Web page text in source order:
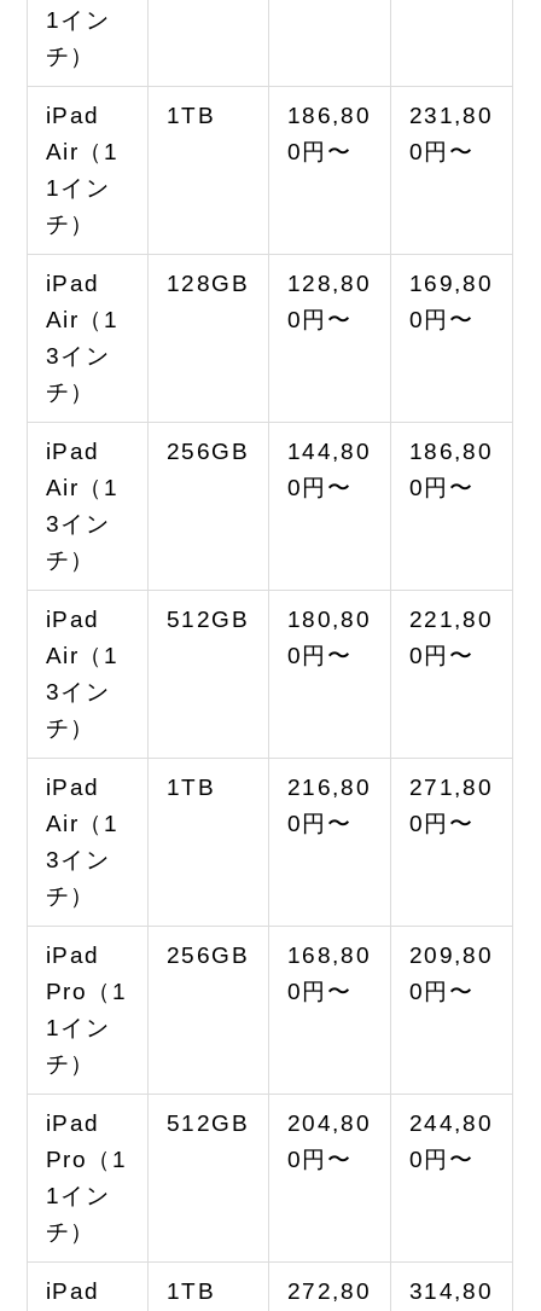
1イン
チ）
iPad
Air（1
1イン
チ）
1TB
186,80
0円〜
231,80
0円〜
iPad
Air（1
3イン
チ）
128GB
128,80
0円〜
169,80
0円〜
iPad
Air（1
3イン
チ）
256GB
144,80
0円〜
186,80
0円〜
iPad
Air（1
3イン
チ）
512GB
180,80
0円〜
221,80
0円〜
iPad
Air（1
3イン
チ）
1TB
216,80
0円〜
271,80
0円〜
iPad
Pro（1
1イン
チ）
256GB
168,80
0円〜
209,80
0円〜
iPad
Pro（1
1イン
チ）
512GB
204,80
0円〜
244,80
0円〜
iPad 1TB 272,80 314,80